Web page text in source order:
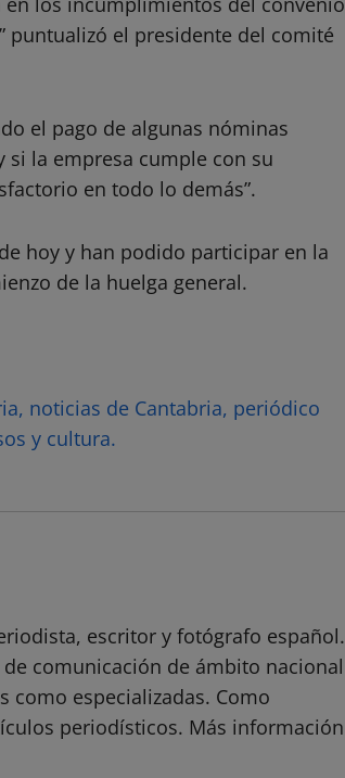
puntualizó el presidente del comité
el pago de algunas nóminas
si la empresa cumple con su
en todo lo demás”.
hoy y han podido participar en la
de la huelga general.
noticias de Cantabria, periódico
y cultura.
escritor y fotógrafo español.
comunicación de ámbito nacional
como especializadas. Como
periodísticos. Más información